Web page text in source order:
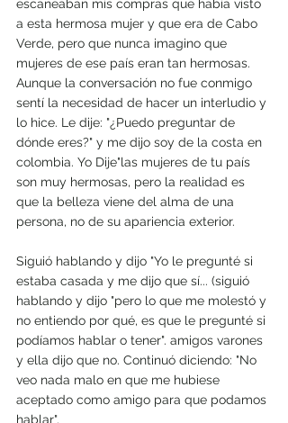
escaneaban mis compras que había visto
a esta hermosa mujer y que era de Cabo
Verde, pero que nunca imagino que
mujeres de ese país eran tan hermosas.
Aunque la conversación no fue conmigo
sentí la necesidad de hacer un interludio y
lo hice. Le dije: "¿Puedo preguntar de
dónde eres?" y me dijo soy de la costa en
colombia. Yo Dije"las mujeres de tu país
son muy hermosas, pero la realidad es
que la belleza viene del alma de una
persona, no de su apariencia exterior.
Siguió hablando y dijo "Yo le pregunté si
estaba casada y me dijo que sí... (siguió
hablando y dijo "pero lo que me molestó y
no entiendo por qué, es que le pregunté si
podíamos hablar o tener". amigos varones
y ella dijo que no. Continuó diciendo: "No
veo nada malo en que me hubiese
aceptado como amigo para que podamos
hablar".